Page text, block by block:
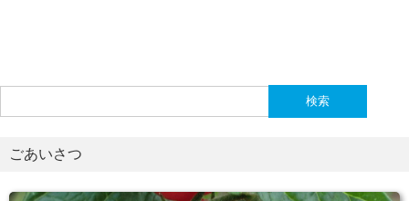
索:
ごあいさつ